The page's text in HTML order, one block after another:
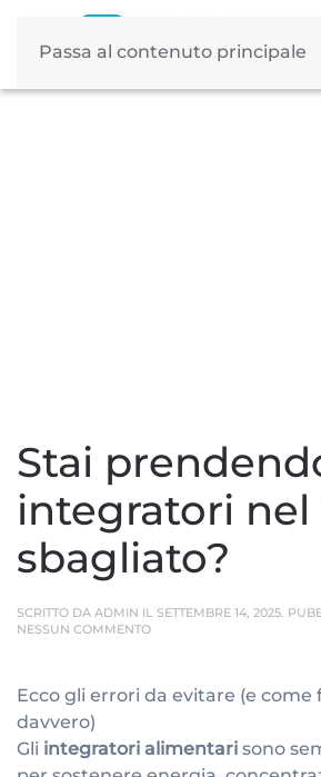
Passa al contenuto principale
Tag:
Stai
integratori
sbagliato?
SCRITTO DA ADMIN IL SETTEMBRE 14, 2025.
NESSUN COMMENTOSU
INTEGRATORI
SBAGLIATO?
Ecco gli errori da evitare (e come
davvero)
Gli integratori alimentari sono